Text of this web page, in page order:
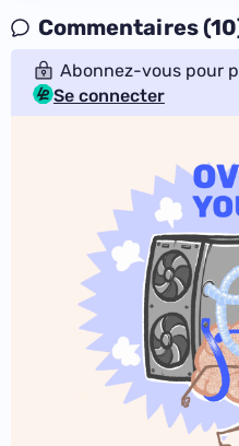
Commentaires
Abonnez-vous pour
Se connecter